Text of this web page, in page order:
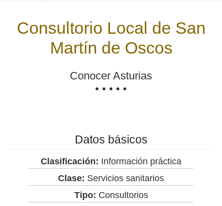
Consultorio Local de San
Martín de Oscos
Conocer Asturias
• • • • •
Datos básicos
Clasificación: Información práctica
Clase: Servicios sanitarios
Tipo: Consultorios